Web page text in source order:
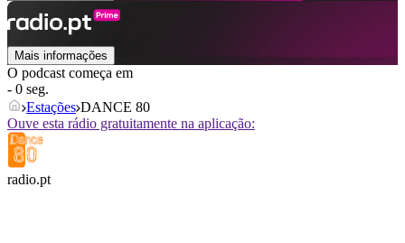
Mais informações
O podcast começa em
- 0 seg.
Estações DANCE 80
Ouve esta rádio gratuitamente na aplicação:
radio.pt